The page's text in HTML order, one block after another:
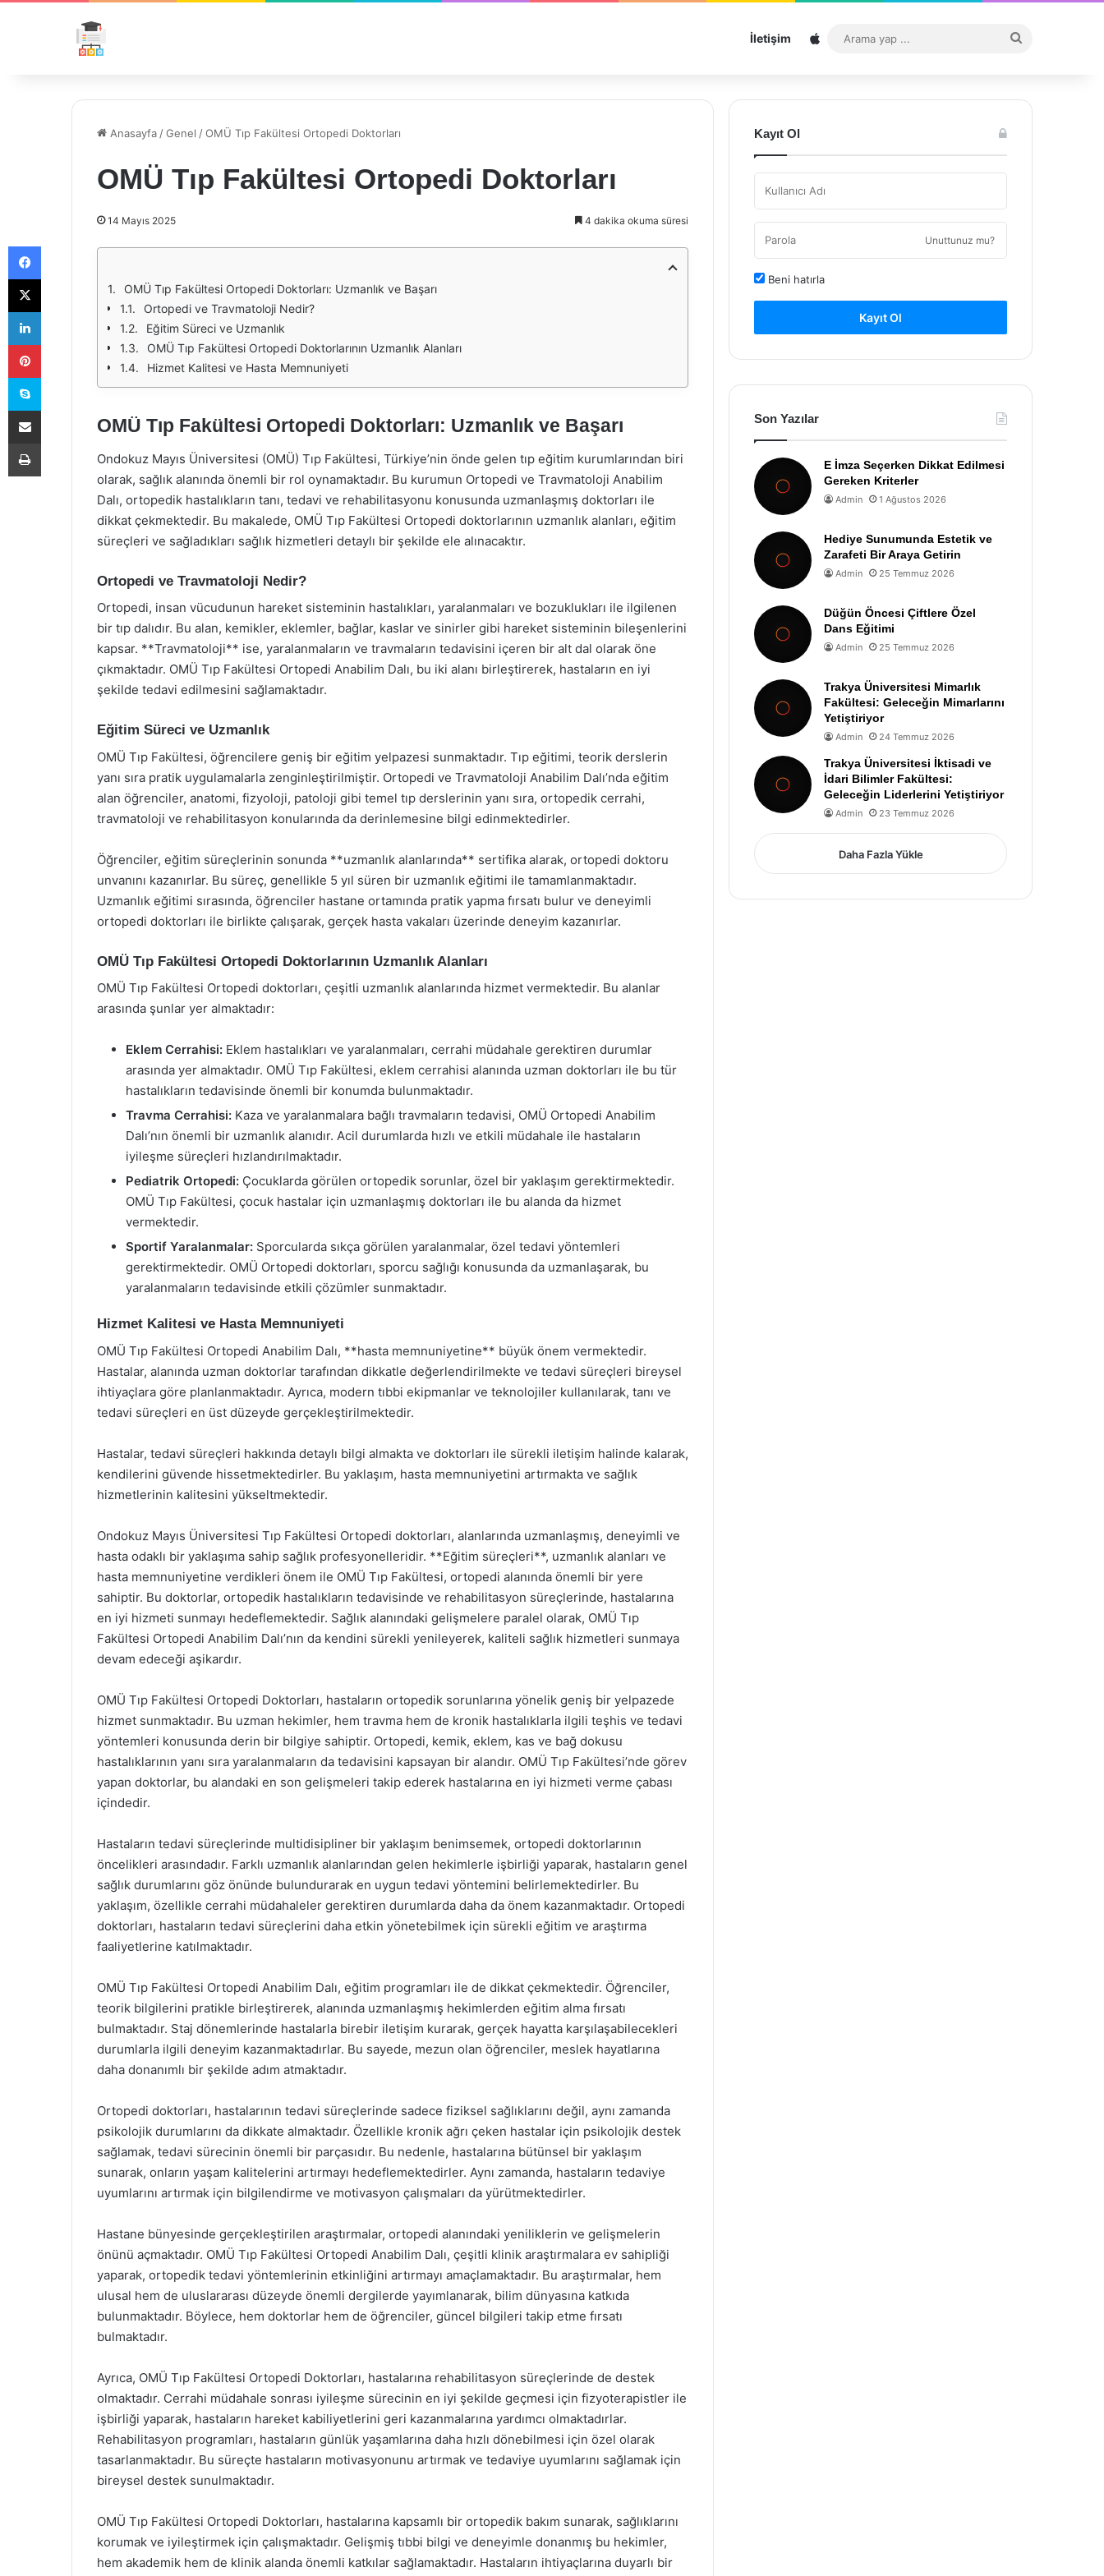
İletişim Sitemap
...
Anasayfa /Genel /OMÜ Tıp Fakültesi Ortopedi Doktorları
OMÜ Tıp Fakültesi Ortopedi Doktorları
14 Mayıs 2025 4 dakika okuma süresi
OMÜ Tıp Fakültesi Ortopedi Doktorları: Uzmanlık ve Başarı
Ortopedi ve Travmatoloji Nedir?
Eğitim Süreci ve Uzmanlık
OMÜ Tıp Fakültesi Ortopedi Doktorlarının Uzmanlık Alanları
Hizmet Kalitesi ve Hasta Memnuniyeti
OMÜ Tıp Fakültesi Ortopedi Doktorları: Uzmanlık ve Başarı
Ondokuz Mayıs Üniversitesi (OMÜ) Tıp Fakültesi, Türkiye’nin önde gelen tıp eğitim kurumlarından biri
olarak, sağlık alanında önemli bir rol oynamaktadır. Bu kurumun Ortopedi ve Travmatoloji Anabilim
Dalı, ortopedik hastalıkların tanı, tedavi ve rehabilitasyonu konusunda uzmanlaşmış doktorları ile
dikkat çekmektedir. Bu makalede, OMÜ Tıp Fakültesi Ortopedi doktorlarının uzmanlık alanları, eğitim
süreçleri ve sağladıkları sağlık hizmetleri detaylı bir şekilde ele alınacaktır.
Ortopedi ve Travmatoloji Nedir?
Ortopedi, insan vücudunun hareket sisteminin hastalıkları, yaralanmaları ve bozuklukları ile ilgilenen
bir tıp dalıdır. Bu alan, kemikler, eklemler, bağlar, kaslar ve sinirler gibi hareket sisteminin bileşenlerini
kapsar. **Travmatoloji** ise, yaralanmaların ve travmaların tedavisini içeren bir alt dal olarak öne
çıkmaktadır. OMÜ Tıp Fakültesi Ortopedi Anabilim Dalı, bu iki alanı birleştirerek, hastaların en iyi
şekilde tedavi edilmesini sağlamaktadır.
Eğitim Süreci ve Uzmanlık
OMÜ Tıp Fakültesi, öğrencilere geniş bir eğitim yelpazesi sunmaktadır. Tıp eğitimi, teorik derslerin
yanı sıra pratik uygulamalarla zenginleştirilmiştir. Ortopedi ve Travmatoloji Anabilim Dalı’nda eğitim
alan öğrenciler, anatomi, fizyoloji, patoloji gibi temel tıp derslerinin yanı sıra, ortopedik cerrahi,
travmatoloji ve rehabilitasyon konularında da derinlemesine bilgi edinmektedirler.
Öğrenciler, eğitim süreçlerinin sonunda **uzmanlık alanlarında** sertifika alarak, ortopedi doktoru
unvanını kazanırlar. Bu süreç, genellikle 5 yıl süren bir uzmanlık eğitimi ile tamamlanmaktadır.
Uzmanlık eğitimi sırasında, öğrenciler hastane ortamında pratik yapma fırsatı bulur ve deneyimli
ortopedi doktorları ile birlikte çalışarak, gerçek hasta vakaları üzerinde deneyim kazanırlar.
OMÜ Tıp Fakültesi Ortopedi Doktorlarının Uzmanlık Alanları
OMÜ Tıp Fakültesi Ortopedi doktorları, çeşitli uzmanlık alanlarında hizmet vermektedir. Bu alanlar
arasında şunlar yer almaktadır:
Eklem Cerrahisi: Eklem hastalıkları ve yaralanmaları, cerrahi müdahale gerektiren durumlar
arasında yer almaktadır. OMÜ Tıp Fakültesi, eklem cerrahisi alanında uzman doktorları ile bu tür
hastalıkların tedavisinde önemli bir konumda bulunmaktadır.
Travma Cerrahisi: Kaza ve yaralanmalara bağlı travmaların tedavisi, OMÜ Ortopedi Anabilim
Dalı’nın önemli bir uzmanlık alanıdır. Acil durumlarda hızlı ve etkili müdahale ile hastaların
iyileşme süreçleri hızlandırılmaktadır.
Pediatrik Ortopedi: Çocuklarda görülen ortopedik sorunlar, özel bir yaklaşım gerektirmektedir.
OMÜ Tıp Fakültesi, çocuk hastalar için uzmanlaşmış doktorları ile bu alanda da hizmet
vermektedir.
Sportif Yaralanmalar: Sporcularda sıkça görülen yaralanmalar, özel tedavi yöntemleri
gerektirmektedir. OMÜ Ortopedi doktorları, sporcu sağlığı konusunda da uzmanlaşarak, bu
yaralanmaların tedavisinde etkili çözümler sunmaktadır.
Hizmet Kalitesi ve Hasta Memnuniyeti
OMÜ Tıp Fakültesi Ortopedi Anabilim Dalı, **hasta memnuniyetine** büyük önem vermektedir.
Hastalar, alanında uzman doktorlar tarafından dikkatle değerlendirilmekte ve tedavi süreçleri bireysel
ihtiyaçlara göre planlanmaktadır. Ayrıca, modern tıbbi ekipmanlar ve teknolojiler kullanılarak, tanı ve
tedavi süreçleri en üst düzeyde gerçekleştirilmektedir.
Hastalar, tedavi süreçleri hakkında detaylı bilgi almakta ve doktorları ile sürekli iletişim halinde kalarak,
kendilerini güvende hissetmektedirler. Bu yaklaşım, hasta memnuniyetini artırmakta ve sağlık
hizmetlerinin kalitesini yükseltmektedir.
Ondokuz Mayıs Üniversitesi Tıp Fakültesi Ortopedi doktorları, alanlarında uzmanlaşmış, deneyimli ve
hasta odaklı bir yaklaşıma sahip sağlık profesyonelleridir. **Eğitim süreçleri**, uzmanlık alanları ve
hasta memnuniyetine verdikleri önem ile OMÜ Tıp Fakültesi, ortopedi alanında önemli bir yere
sahiptir. Bu doktorlar, ortopedik hastalıkların tedavisinde ve rehabilitasyon süreçlerinde, hastalarına
en iyi hizmeti sunmayı hedeflemektedir. Sağlık alanındaki gelişmelere paralel olarak, OMÜ Tıp
Fakültesi Ortopedi Anabilim Dalı’nın da kendini sürekli yenileyerek, kaliteli sağlık hizmetleri sunmaya
devam edeceği aşikardır.
OMÜ Tıp Fakültesi Ortopedi Doktorları, hastaların ortopedik sorunlarına yönelik geniş bir yelpazede
hizmet sunmaktadır. Bu uzman hekimler, hem travma hem de kronik hastalıklarla ilgili teşhis ve tedavi
yöntemleri konusunda derin bir bilgiye sahiptir. Ortopedi, kemik, eklem, kas ve bağ dokusu
hastalıklarının yanı sıra yaralanmaların da tedavisini kapsayan bir alandır. OMÜ Tıp Fakültesi’nde görev
yapan doktorlar, bu alandaki en son gelişmeleri takip ederek hastalarına en iyi hizmeti verme çabası
içindedir.
Hastaların tedavi süreçlerinde multidisipliner bir yaklaşım benimsemek, ortopedi doktorlarının
öncelikleri arasındadır. Farklı uzmanlık alanlarından gelen hekimlerle işbirliği yaparak, hastaların genel
sağlık durumlarını göz önünde bulundurarak en uygun tedavi yöntemini belirlemektedirler. Bu
yaklaşım, özellikle cerrahi müdahaleler gerektiren durumlarda daha da önem kazanmaktadır. Ortopedi
doktorları, hastaların tedavi süreçlerini daha etkin yönetebilmek için sürekli eğitim ve araştırma
faaliyetlerine katılmaktadır.
OMÜ Tıp Fakültesi Ortopedi Anabilim Dalı, eğitim programları ile de dikkat çekmektedir. Öğrenciler,
teorik bilgilerini pratikle birleştirerek, alanında uzmanlaşmış hekimlerden eğitim alma fırsatı
bulmaktadır. Staj dönemlerinde hastalarla birebir iletişim kurarak, gerçek hayatta karşılaşabilecekleri
durumlarla ilgili deneyim kazanmaktadırlar. Bu sayede, mezun olan öğrenciler, meslek hayatlarına
daha donanımlı bir şekilde adım atmaktadır.
Ortopedi doktorları, hastalarının tedavi süreçlerinde sadece fiziksel sağlıklarını değil, aynı zamanda
psikolojik durumlarını da dikkate almaktadır. Özellikle kronik ağrı çeken hastalar için psikolojik destek
sağlamak, tedavi sürecinin önemli bir parçasıdır. Bu nedenle, hastalarına bütünsel bir yaklaşım
sunarak, onların yaşam kalitelerini artırmayı hedeflemektedirler. Aynı zamanda, hastaların tedaviye
uyumlarını artırmak için bilgilendirme ve motivasyon çalışmaları da yürütmektedirler.
Hastane bünyesinde gerçekleştirilen araştırmalar, ortopedi alanındaki yeniliklerin ve gelişmelerin
önünü açmaktadır. OMÜ Tıp Fakültesi Ortopedi Anabilim Dalı, çeşitli klinik araştırmalara ev sahipliği
yaparak, ortopedik tedavi yöntemlerinin etkinliğini artırmayı amaçlamaktadır. Bu araştırmalar, hem
ulusal hem de uluslararası düzeyde önemli dergilerde yayımlanarak, bilim dünyasına katkıda
bulunmaktadır. Böylece, hem doktorlar hem de öğrenciler, güncel bilgileri takip etme fırsatı
bulmaktadır.
Ayrıca, OMÜ Tıp Fakültesi Ortopedi Doktorları, hastalarına rehabilitasyon süreçlerinde de destek
olmaktadır. Cerrahi müdahale sonrası iyileşme sürecinin en iyi şekilde geçmesi için fizyoterapistler ile
işbirliği yaparak, hastaların hareket kabiliyetlerini geri kazanmalarına yardımcı olmaktadırlar.
Rehabilitasyon programları, hastaların günlük yaşamlarına daha hızlı dönebilmesi için özel olarak
tasarlanmaktadır. Bu süreçte hastaların motivasyonunu artırmak ve tedaviye uyumlarını sağlamak için
bireysel destek sunulmaktadır.
OMÜ Tıp Fakültesi Ortopedi Doktorları, hastalarına kapsamlı bir ortopedik bakım sunarak, sağlıklarını
korumak ve iyileştirmek için çalışmaktadır. Gelişmiş tıbbi bilgi ve deneyimle donanmış bu hekimler,
hem akademik hem de klinik alanda önemli katkılar sağlamaktadır. Hastaların ihtiyaçlarına duyarlı bir
Kayıt Ol
Unuttunuz mu?
Beni hatırla
Kayıt Ol
Son Yazılar
E İmza Seçerken Dikkat Edilmesi
Gereken Kriterler
Admin 1 Ağustos 2026
Hediye Sunumunda Estetik ve
Zarafeti Bir Araya Getirin
Admin 25 Temmuz 2026
Düğün Öncesi Çiftlere Özel
Dans Eğitimi
Admin 25 Temmuz 2026
Trakya Üniversitesi Mimarlık
Fakültesi: Geleceğin Mimarlarını
Yetiştiriyor
Admin 24 Temmuz 2026
Trakya Üniversitesi İktisadi ve
İdari Bilimler Fakültesi:
Geleceğin Liderlerini Yetiştiriyor
Admin 23 Temmuz 2026
Daha Fazla Yükle
Facebook
X
LinkedIn
Pinterest
Skype
E-Posta ile paylaş